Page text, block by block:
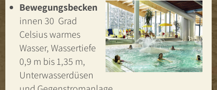
Bewegungsbecken
innen 30 Grad
Celsius warmes
Wasser, Wassertiefe
0,9 m bis 1,35 m,
Unterwasserdüsen